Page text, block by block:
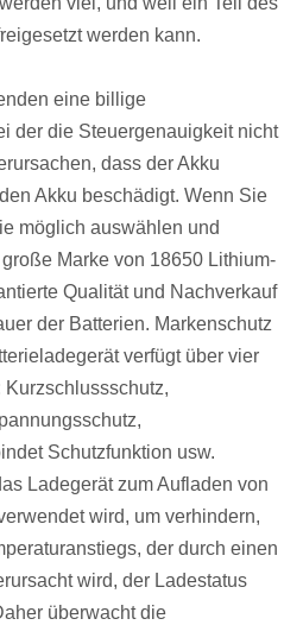
werden kann.
eine billige
der die Steuergenauigkeit nicht
dass der Akku
Akku beschädigt. Wenn Sie
möglich auswählen und
Marke von 18650 Lithium-
Qualität und Nachverkauf
der Batterien. Markenschutz
verfügt über vier
Schutzfunktion usw.
Ladegerät zum Aufladen von
wird, um verhindern,
der durch einen
wird, der Ladestatus
überwacht die